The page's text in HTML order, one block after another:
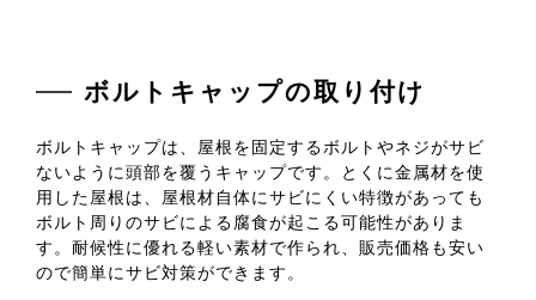
ボルトキャップの取り付け
ボルトキャップは、屋根を固定するボルトやネジがサビ
ないように頭部を覆うキャップです。とくに金属材を使
用した屋根は、屋根材自体にサビにくい特徴があっても
ボルト周りのサビによる腐食が起こる可能性がありま
す。耐候性に優れる軽い素材で作られ、販売価格も安い
ので簡単にサビ対策ができます。